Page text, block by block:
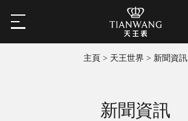
主頁 > 天王世界 > 新聞資訊
新聞資訊